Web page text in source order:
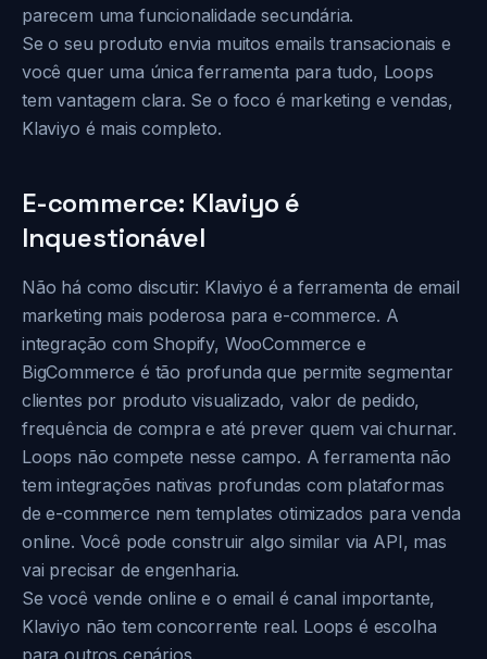
parecem uma funcionalidade secundária.
Se o seu produto envia muitos emails transacionais e
você quer uma única ferramenta para tudo, Loops
tem vantagem clara. Se o foco é marketing e vendas,
Klaviyo é mais completo.
E-commerce: Klaviyo é
Inquestionável
Não há como discutir: Klaviyo é a ferramenta de email
marketing mais poderosa para e-commerce. A
integração com Shopify, WooCommerce e
BigCommerce é tão profunda que permite segmentar
clientes por produto visualizado, valor de pedido,
frequência de compra e até prever quem vai churnar.
Loops não compete nesse campo. A ferramenta não
tem integrações nativas profundas com plataformas
de e-commerce nem templates otimizados para venda
online. Você pode construir algo similar via API, mas
vai precisar de engenharia.
Se você vende online e o email é canal importante,
Klaviyo não tem concorrente real. Loops é escolha
para outros cenários.